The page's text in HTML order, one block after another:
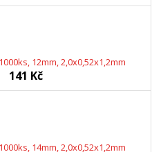
12mm, 2,0x0,52x1,2mm
141 Kč
14mm, 2,0x0,52x1,2mm